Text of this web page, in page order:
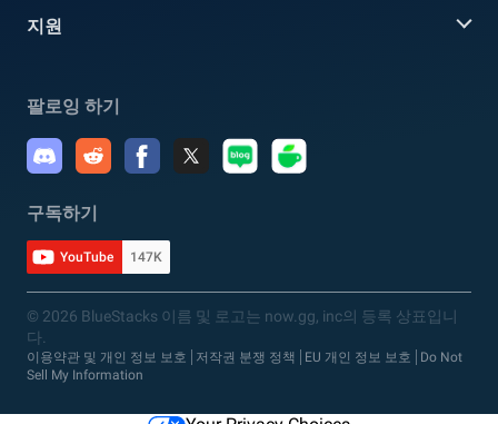
지원
팔로잉 하기
구독하기
YouTube 147K
© 2026 BlueStacks 이름 및 로고는 now.gg, inc의 등록 상표입니
다.
이용약관 및 개인 정보 보호 저작권 분쟁 정책 EU 개인 정보 보호
Do Not
Sell My Information